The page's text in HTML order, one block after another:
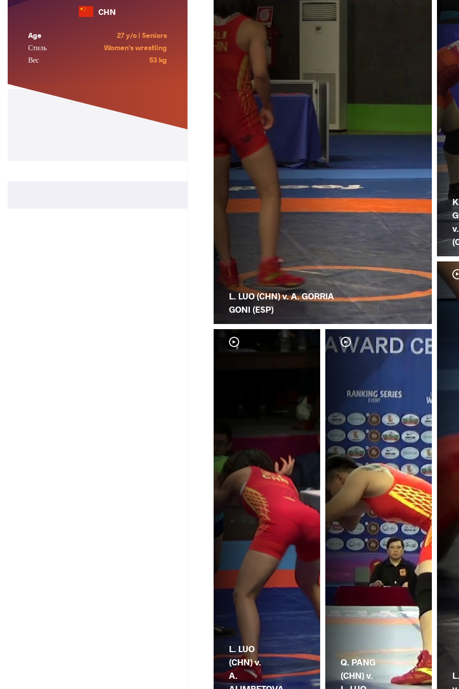
CHN
Age
27 y/o | Seniors
Стиль
Women's wrestling
Вес
53 kg
L. LUO (CHN) v. A. GORRIA
GONI (ESP)
L. LUO
(CHN) v.
A.
Q. PANG
(CHN) v.